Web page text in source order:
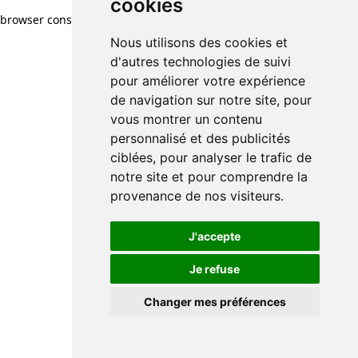
cookies
Nous utilisons des cookies et
d'autres technologies de suivi
pour améliorer votre expérience
de navigation sur notre site, pour
vous montrer un contenu
personnalisé et des publicités
ciblées, pour analyser le trafic de
notre site et pour comprendre la
provenance de nos visiteurs.
J'accepte
Je refuse
Changer mes préférences
browser console for more information)